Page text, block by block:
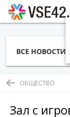
ВСЕ НОВОСТИ
ОБЩЕСТВО
Зал с